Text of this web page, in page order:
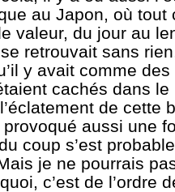
au Japon, où tout
valeur, du jour au
retrouvait sans
y avait comme
cachés dans le
de cette
aussi une
coup s’est
je ne pourrais
c’est de l’ordre